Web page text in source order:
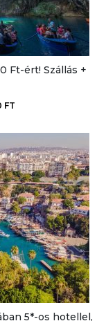
Ft-ért! Szállás +
FT
5*-os hotellel,